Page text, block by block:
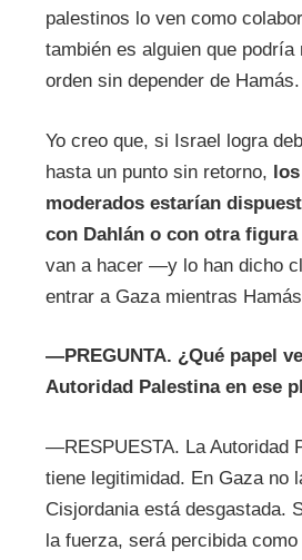
palestinos lo ven como
también es alguien que podría
orden sin depender de Hamás.
Yo creo que, si Israel logra
hasta un punto sin retorno,
moderados estarían
con Dahlán o con otra
van a hacer —y lo han dicho
entrar a Gaza mientras
—PREGUNTA. ¿Qué papel
Autoridad Palestina en ese
—RESPUESTA. La Autoridad
tiene legitimidad. En Gaza no
Cisjordania está desgastada.
la fuerza, será percibida